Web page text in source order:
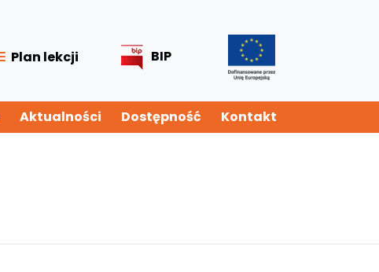
Plan lekcji BIP
Aktualności Dostępność Kontakt